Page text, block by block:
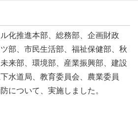
化推進本部、総務部、企画財政
部、市民生活部、福祉保健部、秋
来部、環境部、産業振興部、建設
水道局、教育委員会、農業委員
について、実施しました。